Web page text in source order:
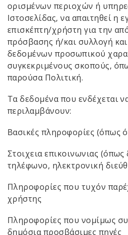
ορισμένων περιοχών ή
Ιστοσελίδας, να απαιτηθεί η
επισκέπτη/χρήστη για την
πρόσβασης ή/και συλλογή και
δεδομένων προσωπικού
συγκεκριμένους σκοπούς,
παρούσα Πολιτική.
Τα δεδομένα που ενδέχεται
περιλαμβάνουν:
Βασικές πληροφορίες (όπως
Στοιχεια επικοινωνιας
τηλέφωνο, ηλεκτρονική
Πληροφορίες που τυχόν
χρήστης
Πληροφορίες που νομίμως
δημόσια προσβάσιμες πηγές